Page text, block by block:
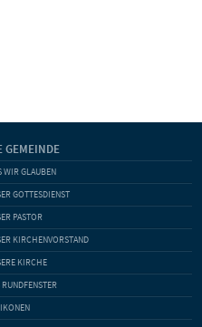
GEMEINDE
WIR GLAUBEN
GOTTESDIENST
PASTOR
KIRCHENVORSTAND
KIRCHE
RUNDFENSTER